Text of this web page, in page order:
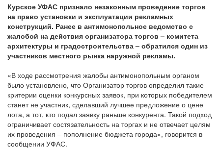
Курское УФАС признало незаконным проведение торгов
на право установки и эксплуатации рекламных
конструкций. Ранее в антимонопольное ведомство с
жалобой на действия организатора торгов – комитета
архитектуры и градостроительства – обратился один из
участников местного рынка наружной рекламы.
«В ходе рассмотрения жалобы антимонопольным органом
было установлено, что Организатор торгов определил такие
критерии оценки конкурсных заявок, при которых победителем
станет не участник, сделавший лучшее предложение о цене
лота, а тот, кто подал заявку раньше конкурента. Такой подход
ограничивает состязательность на торгах и не отвечает целям
их проведения – пополнение бюджета города», говорится в
сообщении УФАС.